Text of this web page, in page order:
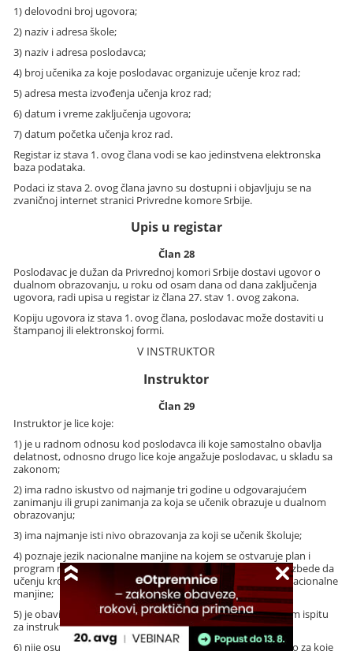
1) delovodni broj ugovora;
2) naziv i adresa škole;
3) naziv i adresa poslodavca;
4) broj učenika za koje poslodavac organizuje učenje kroz rad;
5) adresa mesta izvođenja učenja kroz rad;
6) datum i vreme zaključenja ugovora;
7) datum početka učenja kroz rad.
Registar iz stava 1. ovog člana vodi se kao jedinstvena elektronska
baza podataka.
Podaci iz stava 2. ovog člana javno su dostupni i objavljuju se na
zvaničnoj internet stranici Privredne komore Srbije.
Upis u registar
Član 28
Poslodavac je dužan da Privrednoj komori Srbije dostavi ugovor o
dualnom obrazovanju, u roku od osam dana od dana zaključenja
ugovora, radi upisa u registar iz člana 27. stav 1. ovog zakona.
Kopiju ugovora iz stava 1. ovog člana, poslodavac može dostaviti u
štampanoj ili elektronskoj formi.
V INSTRUKTOR
Instruktor
Član 29
Instruktor je lice koje:
1) je u radnom odnosu kod poslodavca ili koje samostalno obavlja
delatnost, odnosno drugo lice koje angažuje poslodavac, u skladu sa
zakonom;
2) ima radno iskustvo od najmanje tri godine u odgovarajućem
zanimanju ili grupi zanimanja za koja se učenik obrazuje u dualnom
obrazovanju;
3) ima najmanje isti nivo obrazovanja za koji se učenik školuje;
4) poznaje jezik nacionalne manjine na kojem se ostvaruje plan i
program nastave i učenja, osim ako poslodavac ili škola obezbede da
učenju kroz rad prisustvuje drugo lice koje poznaje jezik te nacionalne
manjine;
5) je obavilo obuku za instruktora i ima potvrdu o položenom ispitu
za instruktora (u daljem tekstu: licenca);
6) nije osuđivano pravnosnažnom presudom za krivično delo za koje